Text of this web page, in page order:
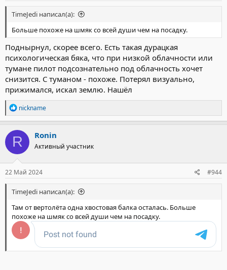
TimeJedi написал(а):
Больше похоже на шмяк со всей души чем на посадку.
Поднырнул, скорее всего. Есть такая дурацкая
психологическая бяка, что при низкой облачности или
тумане пилот подсознательно под облачность хочет
снизится. С туманом - похоже. Потерял визуально,
прижимался, искал землю. Нашёл
Р
е
а
к
ц
и
и
:
nickname
R Ronin
Активный участник
22 Май 2024 #944
TimeJedi написал(а):
Там от вертолёта одна хвостовая балка осталась. Больше
похоже на шмяк со всей души чем на посадку.